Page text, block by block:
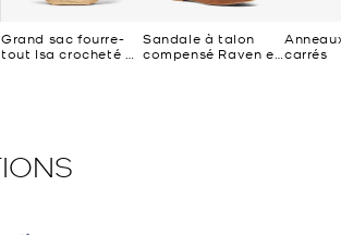
Grand sac fourre-
tout Isa crocheté à
Sandale à talon
compensé Raven en
carrés